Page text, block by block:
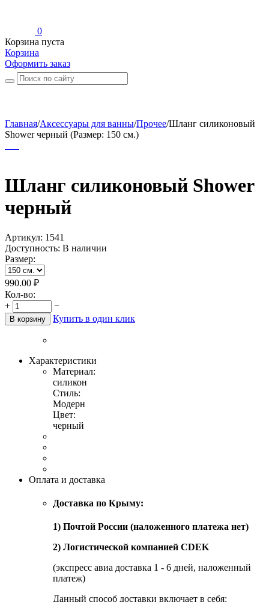
0
Корзина пуста
Корзина
Оформить заказ
Главная/Аксессуары для ванны/Прочее/Шланг силиконовый
Shower черный (Размер: 150 см.)
Шланг силиконовый Shower
черный
Артикул: 1541
Доступность: В наличии
Размер:
990.00 ₽
Кол-во:
+
−
В корзину Купить в один клик
Характеристики
Материал:
силикон
Стиль:
Модерн
Цвет:
черный
Оплата и доставка
Доставка по Крыму:
1) Почтой России (наложенного платежа нет)
2) Логистической компанией CDEK
(экспресс авиа доставка 1 - 6 дней, наложенный
платеж)
Данный способ доставки включает в себя: